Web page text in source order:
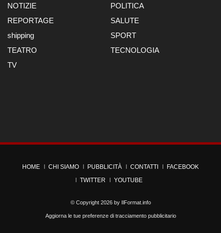
NOTIZIE
POLITICA
REPORTAGE
SALUTE
shipping
SPORT
TEATRO
TECNOLOGIA
TV
HOME CHI SIAMO PUBBLICITÀ CONTATTI
FACEBOOK
TWITTER
YOUTUBE
© Copyright 2026 by IlFormat.info
Aggiorna le tue preferenze di tracciamento pubblicitario